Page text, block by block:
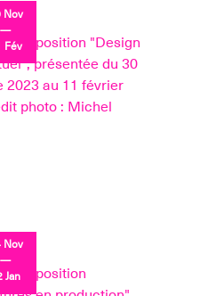
Nov
—
Fév
Nov
—
Jan